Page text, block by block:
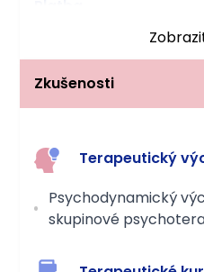
Zkušenosti
Terapeutický
Psychodynamický
skupinové